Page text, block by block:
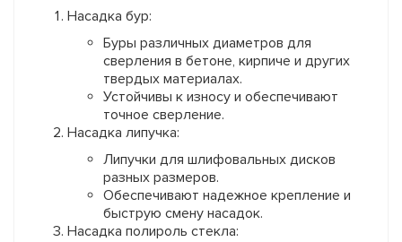
Насадка бур:
Буры различных диаметров для
сверления в бетоне, кирпиче и других
твердых материалах.
Устойчивы к износу и обеспечивают
точное сверление.
Насадка липучка:
Липучки для шлифовальных дисков
разных размеров.
Обеспечивают надежное крепление и
быструю смену насадок.
Насадка полироль стекла: